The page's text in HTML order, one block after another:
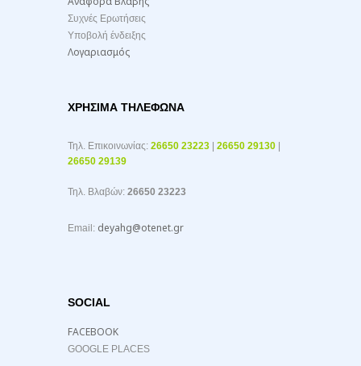
Συχνές Ερωτήσεις
Υποβολή ένδειξης
Λογαριασμός
ΧΡΉΣΙΜΑ ΤΗΛΈΦΩΝΑ
Τηλ. Επικοινωνίας: 26650 23223 26650 29130
26650 29139
Τηλ. Βλαβών: 26650 23223
Email: deyahg@otenet.gr
SOCIAL
FACEBOOK
GOOGLE PLACES